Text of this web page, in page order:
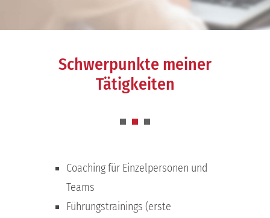
Schwerpunkte meiner
Tätigkeiten
Coaching für Einzelpersonen und
Teams
Führungstrainings (erste